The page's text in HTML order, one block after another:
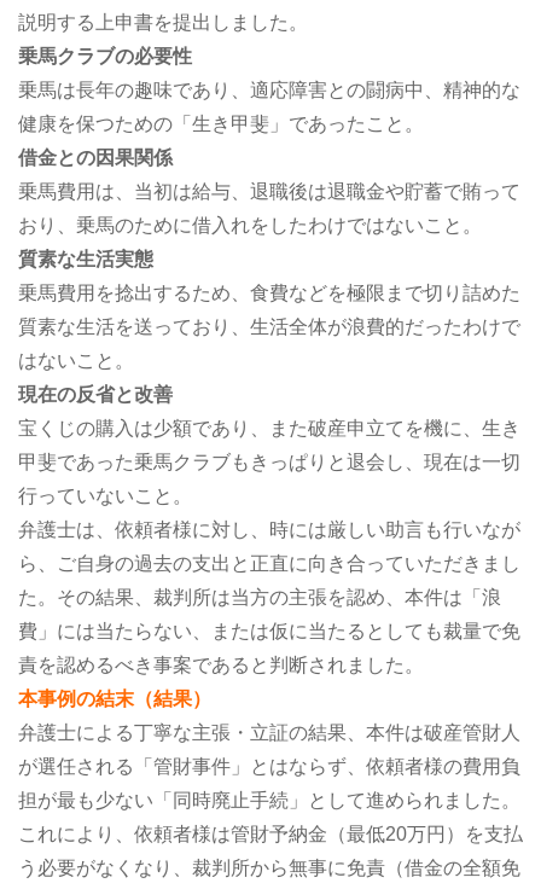
説明する上申書を提出しました。
乗馬クラブの必要性
乗馬は長年の趣味であり、適応障害との闘病中、精神的な
健康を保つための「生き甲斐」であったこと。
借金との因果関係
乗馬費用は、当初は給与、退職後は退職金や貯蓄で賄って
おり、乗馬のために借入れをしたわけではないこと。
質素な生活実態
乗馬費用を捻出するため、食費などを極限まで切り詰めた
質素な生活を送っており、生活全体が浪費的だったわけで
はないこと。
現在の反省と改善
宝くじの購入は少額であり、また破産申立てを機に、生き
甲斐であった乗馬クラブもきっぱりと退会し、現在は一切
行っていないこと。
弁護士は、依頼者様に対し、時には厳しい助言も行いなが
ら、ご自身の過去の支出と正直に向き合っていただきまし
た。その結果、裁判所は当方の主張を認め、本件は「浪
費」には当たらない、または仮に当たるとしても裁量で免
責を認めるべき事案であると判断されました。
本事例の結末（結果）
弁護士による丁寧な主張・立証の結果、本件は破産管財人
が選任される「管財事件」とはならず、依頼者様の費用負
担が最も少ない「同時廃止手続」として進められました。
これにより、依頼者様は管財予納金（最低20万円）を支払
う必要がなくなり、裁判所から無事に免責（借金の全額免